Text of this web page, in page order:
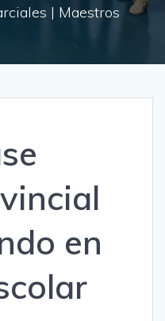
| Maestros
en